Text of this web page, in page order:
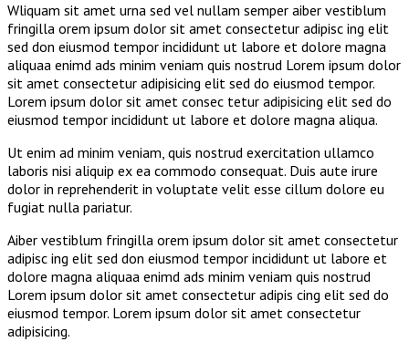
Wliquam sit amet urna sed vel nullam semper aiber vestiblum
fringilla orem ipsum dolor sit amet consectetur adipisc ing elit
sed don eiusmod tempor incididunt ut labore et dolore magna
aliquaa enimd ads minim veniam quis nostrud Lorem ipsum dolor
sit amet consectetur adipisicing elit sed do eiusmod tempor.
Lorem ipsum dolor sit amet consec tetur adipisicing elit sed do
eiusmod tempor incididunt ut labore et dolore magna aliqua.
Ut enim ad minim veniam, quis nostrud exercitation ullamco
laboris nisi aliquip ex ea commodo consequat. Duis aute irure
dolor in reprehenderit in voluptate velit esse cillum dolore eu
fugiat nulla pariatur.
Aiber vestiblum fringilla orem ipsum dolor sit amet consectetur
adipisc ing elit sed don eiusmod tempor incididunt ut labore et
dolore magna aliquaa enimd ads minim veniam quis nostrud
Lorem ipsum dolor sit amet consectetur adipis cing elit sed do
eiusmod tempor. Lorem ipsum dolor sit amet consectetur
adipisicing.